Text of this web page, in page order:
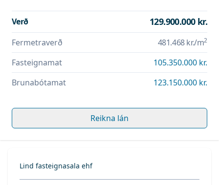
Verð 129.900.000 kr.
Fermetraverð 481.468 kr./m2
Fasteignamat
105.350.000 kr.
Brunabótamat
123.150.000 kr.
Reikna lán
Lind fasteignasala ehf